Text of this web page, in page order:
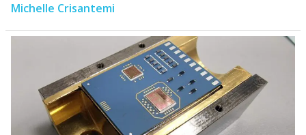
Michelle Crisantemi